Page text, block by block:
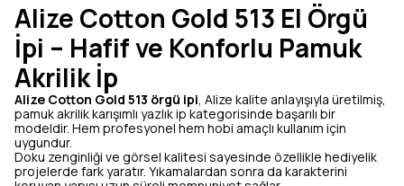
Alize Cotton Gold 513 El Örgü
İpi – Hafif ve Konforlu Pamuk
Akrilik İp
Alize Cotton Gold 513 örgü ipi, Alize kalite anlayışıyla üretilmiş,
pamuk akrilik karışımlı yazlık ip kategorisinde başarılı bir
modeldir. Hem profesyonel hem hobi amaçlı kullanım için
uygundur.
Doku zenginliği ve görsel kalitesi sayesinde özellikle hediyelik
projelerde fark yaratır. Yıkamalardan sonra da karakterini